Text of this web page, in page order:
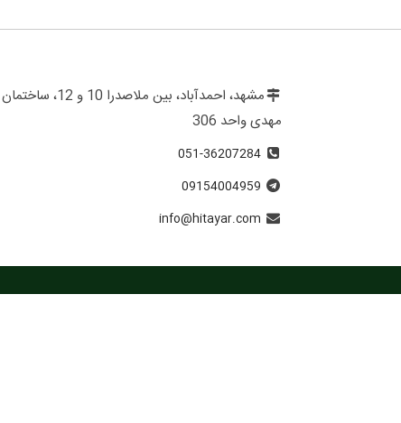
مشهد، احمدآباد، بین ملاصدرا 10 و 12، ساختمان
مهدی واحد 306
051-36207284
09154004959
info@hitayar.com